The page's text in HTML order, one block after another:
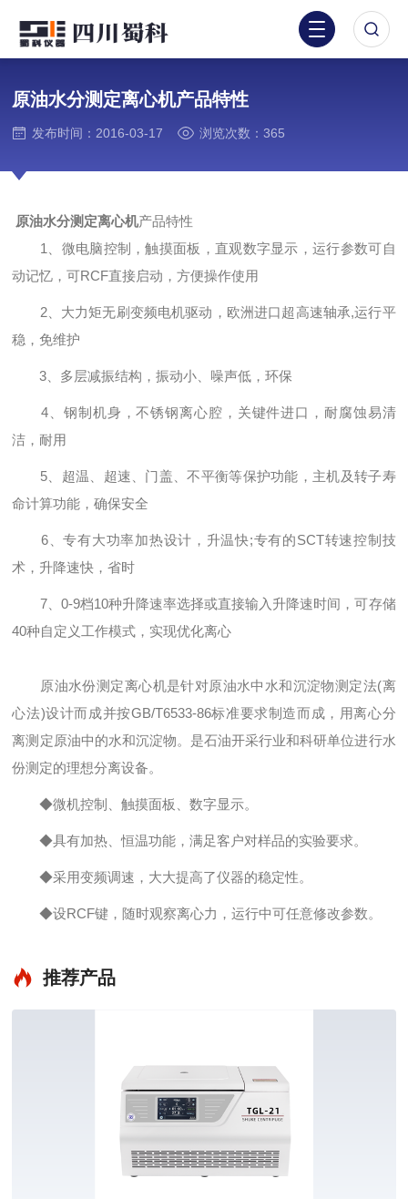
原油水分测定离心机产品特性
发布时间：2016-03-17 浏览次数：365
原油水分测定离心机产品特性
1、微电脑控制，触摸面板，直观数字显示，运行参数可自
动记忆，可RCF直接启动，方便操作使用
2、大力矩无刷变频电机驱动，欧洲进口超高速轴承,运行平
稳，免维护
3、多层减振结构，振动小、噪声低，环保
4、钢制机身，不锈钢离心腔，关键件进口，耐腐蚀易清
洁，耐用
5、超温、超速、门盖、不平衡等保护功能，主机及转子寿
命计算功能，确保安全
6、专有大功率加热设计，升温快;专有的SCT转速控制技
术，升降速快，省时
7、0-9档10种升降速率选择或直接输入升降速时间，可存储
40种自定义工作模式，实现优化离心
原油水份测定离心机是针对原油水中水和沉淀物测定法(离
心法)设计而成并按GB/T6533-86标准要求制造而成，用离心分
离测定原油中的水和沉淀物。是石油开采行业和科研单位进行水
份测定的理想分离设备。
◆微机控制、触摸面板、数字显示。
◆具有加热、恒温功能，满足客户对样品的实验要求。
◆采用变频调速，大大提高了仪器的稳定性。
◆设RCF键，随时观察离心力，运行中可任意修改参数。
推荐产品